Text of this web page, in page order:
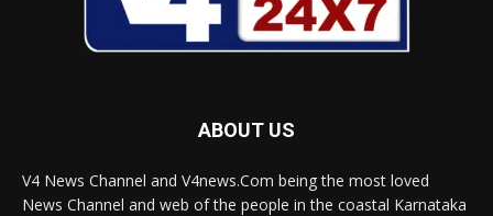
ABOUT US
V4 News Channel and V4news.Com being the most loved
News Channel and web of the people in the coastal Karnataka